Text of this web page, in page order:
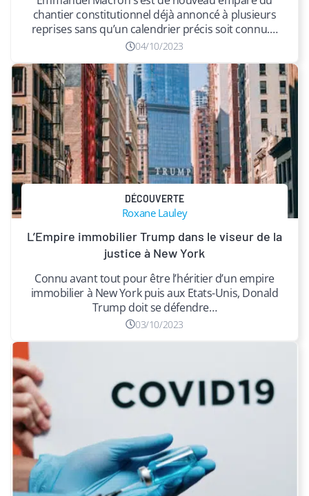
chantier constitutionnel déjà annoncé à plusieurs
reprises sans qu’un calendrier précis soit connu.…
04/10/2023
DÉCOUVERTE
Roxane Lauley
​L’Empire immobilier Trump dans le viseur de la
justice à New York
Connu avant tout pour être l’héritier d’un empire
immobilier à New York puis aux Etats-Unis, Donald
Trump doit se défendre…
03/10/2023